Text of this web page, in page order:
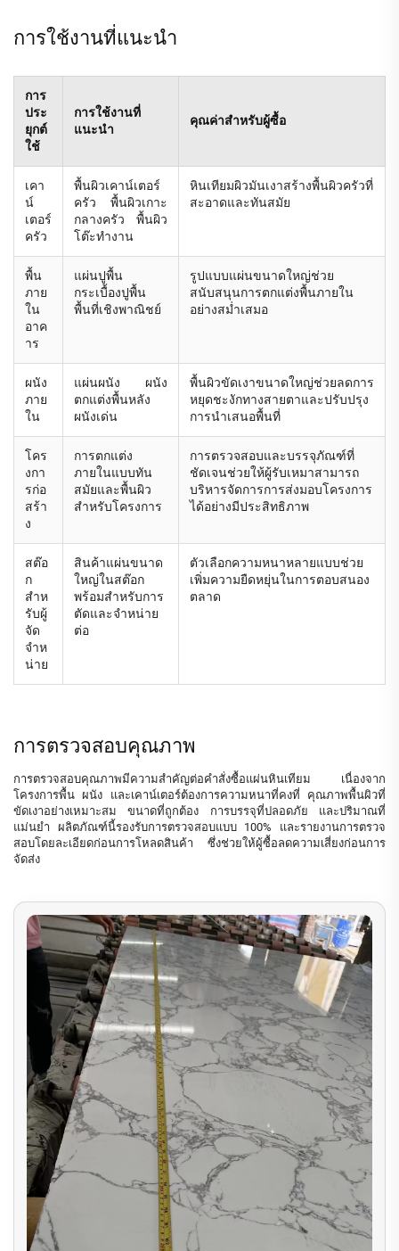
การใช้งานที่แนะนำ
การ
ประ
ยุกต์
ใช้
การใช้งานที่
แนะนำ
คุณค่าสำหรับผู้ซื้อ
เคา
น์
เตอร์
ครัว
พื้นผิวเคาน์เตอร์
ครัว พื้นผิวเกาะ
กลางครัว พื้นผิว
โต๊ะทำงาน
หินเทียมผิวมันเงาสร้างพื้นผิวครัวที่
สะอาดและทันสมัย
พื้น
ภาย
ใน
อาค
าร
แผ่นปูพื้น
กระเบื้องปูพื้น
พื้นที่เชิงพาณิชย์
รูปแบบแผ่นขนาดใหญ่ช่วย
สนับสนุนการตกแต่งพื้นภายใน
อย่างสม่ำเสมอ
ผนัง
ภาย
ใน
แผ่นผนัง ผนัง
ตกแต่งพื้นหลัง
ผนังเด่น
พื้นผิวขัดเงาขนาดใหญ่ช่วยลดการ
หยุดชะงักทางสายตาและปรับปรุง
การนำเสนอพื้นที่
โคร
งกา
รก่อ
สร้า
ง
การตกแต่ง
ภายในแบบทัน
สมัยและพื้นผิว
สำหรับโครงการ
การตรวจสอบและบรรจุภัณฑ์ที่
ชัดเจนช่วยให้ผู้รับเหมาสามารถ
บริหารจัดการการส่งมอบโครงการ
ได้อย่างมีประสิทธิภาพ
สต๊อ
ก
สำห
รับผู้
จัด
จำห
น่าย
สินค้าแผ่นขนาด
ใหญ่ในสต๊อก
พร้อมสำหรับการ
ตัดและจำหน่าย
ต่อ
ตัวเลือกความหนาหลายแบบช่วย
เพิ่มความยืดหยุ่นในการตอบสนอง
ตลาด
การตรวจสอบคุณภาพ
การตรวจสอบคุณภาพมีความสำคัญต่อคำสั่งซื้อแผ่นหินเทียม เนื่องจาก
โครงการพื้น ผนัง และเคาน์เตอร์ต้องการความหนาที่คงที่ คุณภาพพื้นผิวที่
ขัดเงาอย่างเหมาะสม ขนาดที่ถูกต้อง การบรรจุที่ปลอดภัย และปริมาณที่
แม่นยำ ผลิตภัณฑ์นี้รองรับการตรวจสอบแบบ 100% และรายงานการตรวจ
สอบโดยละเอียดก่อนการโหลดสินค้า ซึ่งช่วยให้ผู้ซื้อลดความเสี่ยงก่อนการ
จัดส่ง